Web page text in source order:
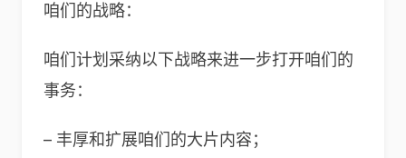
咱们的战略：
咱们计划采纳以下战略来进一步打开咱们的
事务：
– 丰厚和扩展咱们的大片内容；